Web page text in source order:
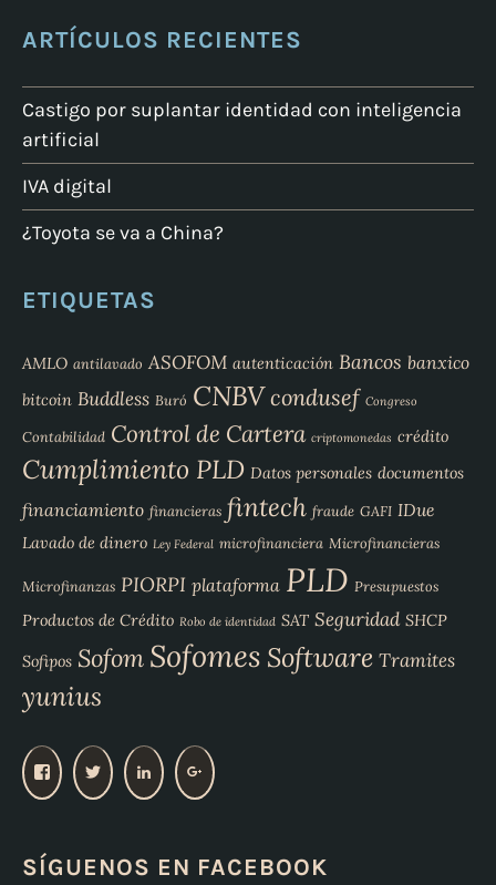
ARTÍCULOS RECIENTES
Castigo por suplantar identidad con inteligencia
artificial
IVA digital
¿Toyota se va a China?
ETIQUETAS
AMLO antilavado ASOFOM autenticación Bancos banxico
bitcoin Buddless Buró CNBVcondusef Congreso
Contabilidad Control de Cartera criptomonedas crédito
Cumplimiento PLD Datos personales documentos
financiamiento financieras fintech fraude GAFI IDue
Lavado de dinero Ley Federal microfinanciera Microfinancieras
Microfinanzas PIORPI plataforma PLD Presupuestos
Productos de Crédito Robo de identidad SAT Seguridad SHCP
Sofipos Sofom Sofomes Software Tramites
yunius
V
p
V
e
V
e
V
SÍGUENOS EN FACEBOOK